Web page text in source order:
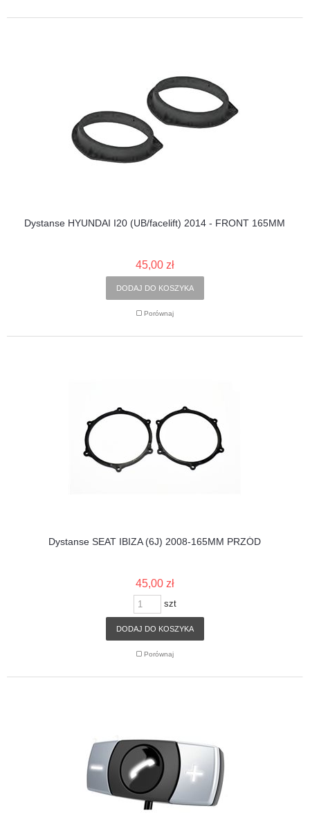
Dystanse HYUNDAI I20 (UB/facelift) 2014 - FRONT 165MM
45,00 zł
DODAJ DO KOSZYKA
Porównaj
Dystanse SEAT IBIZA (6J) 2008-165MM PRZÓD
45,00 zł
szt
DODAJ DO KOSZYKA
Porównaj